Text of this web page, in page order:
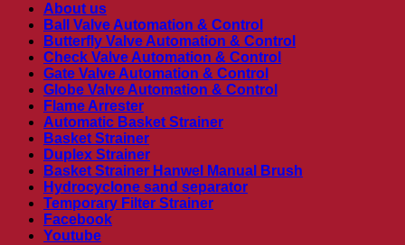
About us
Ball Valve Automation & Control
Butterfly Valve Automation & Control
Check Valve Automation & Control
Gate Valve Automation & Control
Globe Valve Automation & Control
Flame Arrester
Automatic Basket Strainer
Basket Strainer
Duplex Strainer
Basket Strainer Hanwel Manual Brush
Hydrocyclone sand separator
Temporary Filter Strainer
Facebook
Youtube